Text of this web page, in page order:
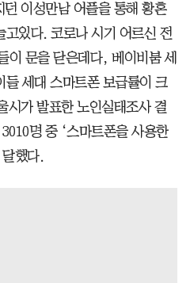
이성만남 어플을 통해 황혼
고있다. 코로나 시기 어르신 전
이 문을 닫은데다, 베이비붐 세
세대 스마트폰 보급률이 크
시가 발표한 노인실태조사 결
명 중 ‘스마트폰을 사용한
했다.